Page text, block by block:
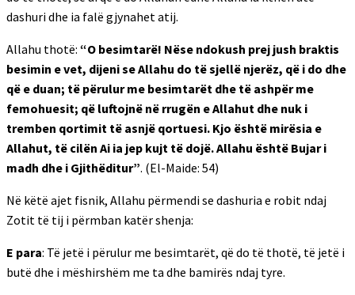
dashuri dhe ia falë gjynahet atij.
Allahu thotë: “O besimtarë! Nëse ndokush prej jush braktis
besimin e vet, dijeni se Allahu do të sjellë njerëz, që i do dhe
që e duan; të përulur me besimtarët dhe të ashpër me
femohuesit; që luftojnë në rrugën e Allahut dhe nuk i
tremben qortimit të asnjë qortuesi. Kjo është mirësia e
Allahut, të cilën Ai ia jep kujt të dojë. Allahu është Bujar i
madh dhe i Gjithëditur”. (El-Maide: 54)
Në këtë ajet fisnik, Allahu përmendi se dashuria e robit ndaj
Zotit të tij i përmban katër shenja:
E para: Të jetë i përulur me besimtarët, që do të thotë, të jetë i
butë dhe i mëshirshëm me ta dhe bamirës ndaj tyre.